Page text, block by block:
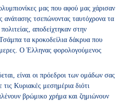
μας που αφού μας χάρισαν
ανάτασης τσεπώνοντας ταυτόχρονα τα
αποδείχτηκαν στην
τα κροκοδείλια δάκρυα που
Ο Έλληνας φορολογούμενος
είναι οι πρόεδροι των ομάδων σας
Κυριακές μεσημέρια διότι
βρώμικο χρήμα και ζημιώνουν